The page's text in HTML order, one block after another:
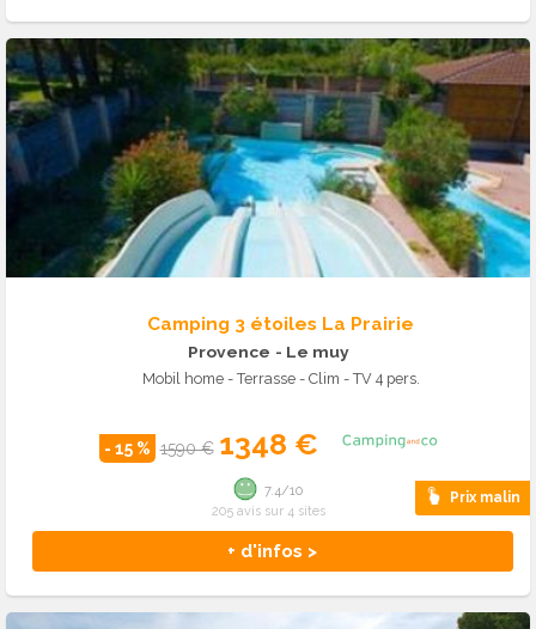
Camping 3 étoiles La Prairie
Provence - Le muy
Mobil home - Terrasse - Clim - TV 4 pers.
- 15 % 1590 € 1348 €
Prix malin
+ d'infos >
7.4/10
205 avis sur 4 sites